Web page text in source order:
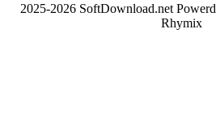
2025-2026 SoftDownload.net
Rhymix